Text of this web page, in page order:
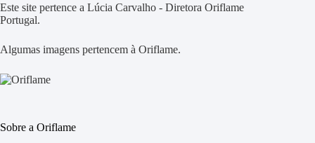
Este site pertence a Lúcia Carvalho - Diretora Oriflame
Portugal.
Algumas imagens pertencem à Oriflame.
Sobre a Oriflame